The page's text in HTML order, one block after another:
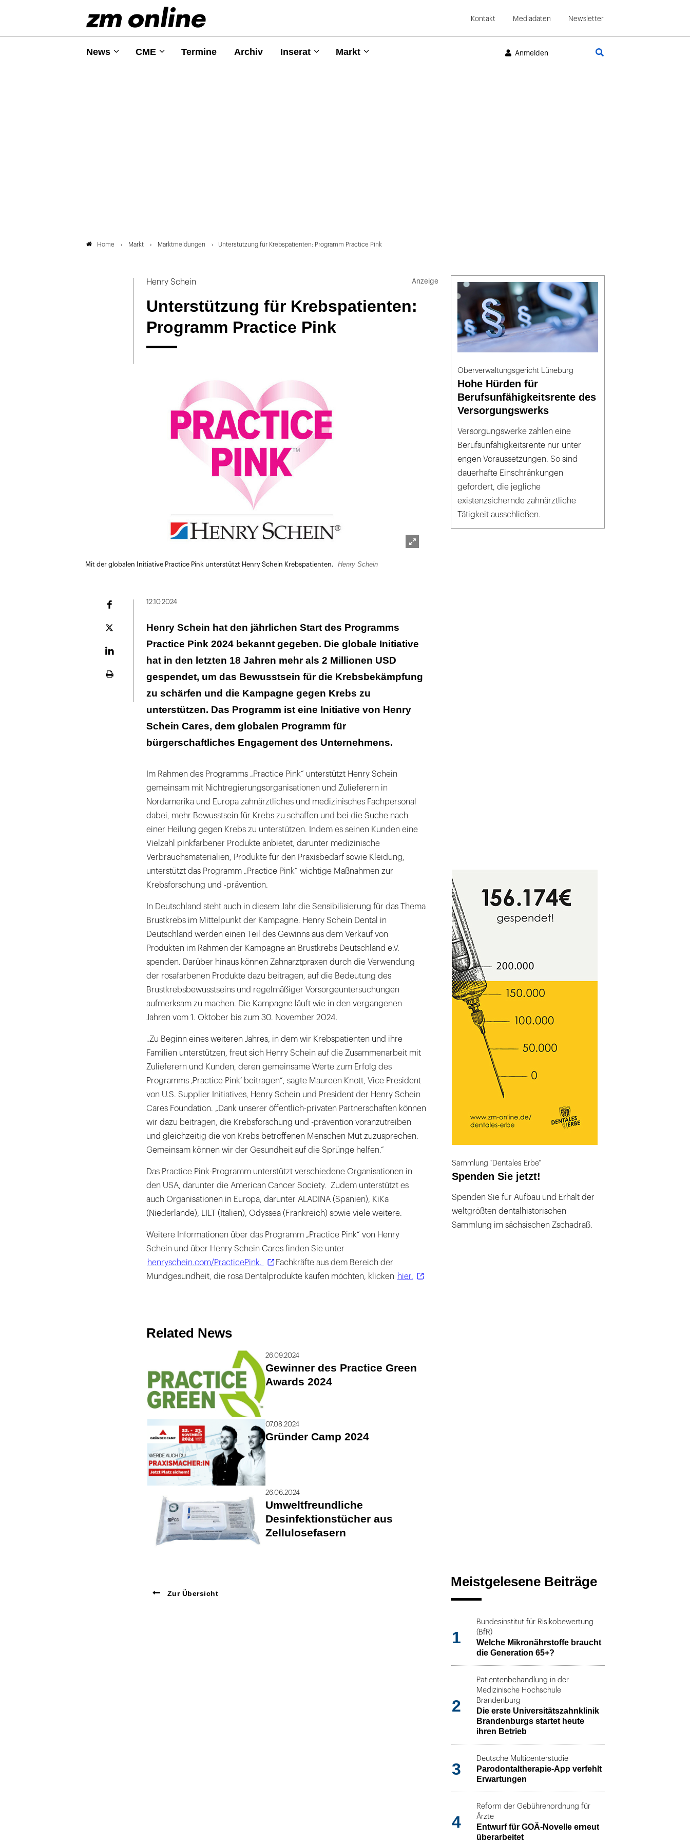
Kontakt Mediadaten Newsletter
News CME Termine Archiv Inserat Markt Anmelden
Home Markt Marktmeldungen Unterstützung für Krebspatienten: Programm Practice Pink
Henry Schein
Unterstützung für Krebspatienten:
Programm Practice Pink
Mit der globalen Initiative Practice Pink unterstützt Henry Schein Krebspatienten. Henry Schein
Plattform
12.10.2024
Henry Schein hat den jährlichen Start des Programms
Practice Pink 2024 bekannt gegeben. Die globale Initiative
hat in den letzten 18 Jahren mehr als 2 Millionen USD
gespendet, um das Bewusstsein für die Krebsbekämpfung
zu schärfen und die Kampagne gegen Krebs zu
unterstützen. Das Programm ist eine Initiative von Henry
Schein Cares, dem globalen Programm für
bürgerschaftliches Engagement des Unternehmens.
Im Rahmen des Programms „Practice Pink“ unterstützt Henry Schein
gemeinsam mit Nichtregierungsorganisationen und Zulieferern in
Nordamerika und Europa zahnärztliches und medizinisches Fachpersonal
dabei, mehr Bewusstsein für Krebs zu schaffen und bei die Suche nach
einer Heilung gegen Krebs zu unterstützen. Indem es seinen Kunden eine
Vielzahl pinkfarbener Produkte anbietet, darunter medizinische
Verbrauchsmaterialien, Produkte für den Praxisbedarf sowie Kleidung,
unterstützt das Programm „Practice Pink“ wichtige Maßnahmen zur
Krebsforschung und -prävention.
In Deutschland steht auch in diesem Jahr die Sensibilisierung für das Thema
Brustkrebs im Mittelpunkt der Kampagne. Henry Schein Dental in
Deutschland werden einen Teil des Gewinns aus dem Verkauf von
Produkten im Rahmen der Kampagne an Brustkrebs Deutschland e.V.
spenden. Darüber hinaus können Zahnarztpraxen durch die Verwendung
der rosafarbenen Produkte dazu beitragen, auf die Bedeutung des
Brustkrebsbewusstseins und regelmäßiger Vorsorgeuntersuchungen
aufmerksam zu machen. Die Kampagne läuft wie in den vergangenen
Jahren vom 1. Oktober bis zum 30. November 2024.
„Zu Beginn eines weiteren Jahres, in dem wir Krebspatienten und ihre
Familien unterstützen, freut sich Henry Schein auf die Zusammenarbeit mit
Zulieferern und Kunden, deren gemeinsame Werte zum Erfolg des
Programms ‚Practice Pink‘ beitragen“, sagte Maureen Knott, Vice President
von U.S. Supplier Initiatives, Henry Schein und President der Henry Schein
Cares Foundation. „Dank unserer öffentlich-privaten Partnerschaften können
wir dazu beitragen, die Krebsforschung und -prävention voranzutreiben
und gleichzeitig die von Krebs betroffenen Menschen Mut zuzusprechen.
Gemeinsam können wir der Gesundheit auf die Sprünge helfen.“
Das Practice Pink-Programm unterstützt verschiedene Organisationen in
den USA, darunter die American Cancer Society. Zudem unterstützt es
auch Organisationen in Europa, darunter ALADINA (Spanien), KiKa
(Niederlande), LILT (Italien), Odyssea (Frankreich) sowie viele weitere.
Weitere Informationen über das Programm „Practice Pink“ von Henry
Schein und über Henry Schein Cares finden Sie unter
henryschein.com/PracticePink.
Fachkräfte aus dem Bereich der
Mundgesundheit, die rosa Dentalprodukte kaufen möchten, klicken hier.
Related News
26.09.2024
Gewinner des Practice Green
Awards 2024
07.08.2024
Gründer Camp 2024
26.06.2024
Umweltfreundliche
Desinfektionstücher aus
Zellulosefasern
Zur Übersicht
Oberverwaltungsgericht Lüneburg
Hohe Hürden für
Berufsunfähigkeitsrente des
Versorgungswerks
Versorgungswerke zahlen eine
Berufsunfähigkeitsrente nur unter
engen Voraussetzungen. So sind
dauerhafte Einschränkungen
gefordert, die jegliche
existenzsichernde zahnärztliche
Tätigkeit ausschließen.
Sammlung "Dentales Erbe"
Spenden Sie jetzt!
Spenden Sie für Aufbau und Erhalt der
weltgrößten dentalhistorischen
Sammlung im sächsischen Zschadraß.
Meistgelesene Beiträge
1
Bundesinstitut für Risikobewertung
(BfR)
Welche Mikronährstoffe braucht
die Generation 65+?
2
Patientenbehandlung in der
Medizinische Hochschule
Brandenburg
Die erste Universitätszahnklinik
Brandenburgs startet heute
ihren Betrieb
3
Deutsche Multicenterstudie
Parodontaltherapie-App verfehlt
Erwartungen
4
Reform der Gebührenordnung für
Ärzte
Entwurf für GOÄ-Novelle erneut
überarbeitet